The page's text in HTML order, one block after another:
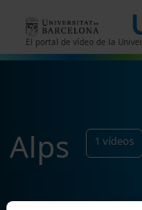
El portal de vídeo de la
Alps 1 vídeos